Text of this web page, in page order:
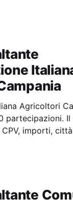
Agricoltori
partecipazioni.
importi,